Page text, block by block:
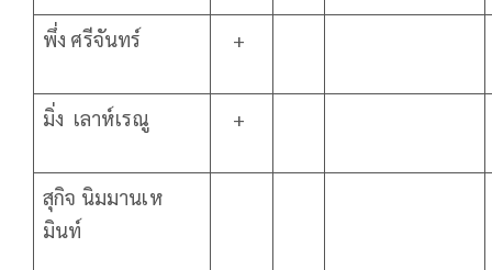
พึ่ง ศรีจันทร์ +
มิ่ง เลาห์เรณู +
สุกิจ นิมมานเห
มินท์